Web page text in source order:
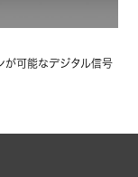
が可能なデジタル信号